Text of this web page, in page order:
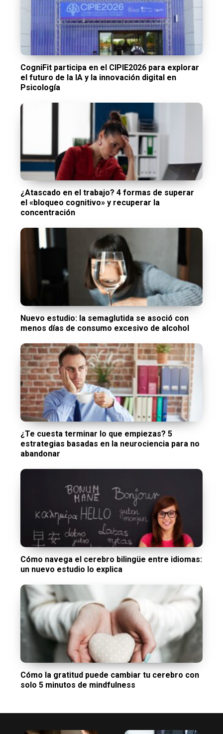
CogniFit participa en el CIPIE2026 para explorar
el futuro de la IA y la innovación digital en
Psicología
¿Atascado en el trabajo? 4 formas de superar
el «bloqueo cognitivo» y recuperar la
concentración
Nuevo estudio: la semaglutida se asoció con
menos días de consumo excesivo de alcohol
¿Te cuesta terminar lo que empiezas? 5
estrategias basadas en la neurociencia para no
abandonar
Cómo navega el cerebro bilingüe entre idiomas:
un nuevo estudio lo explica
Cómo la gratitud puede cambiar tu cerebro con
solo 5 minutos de mindfulness